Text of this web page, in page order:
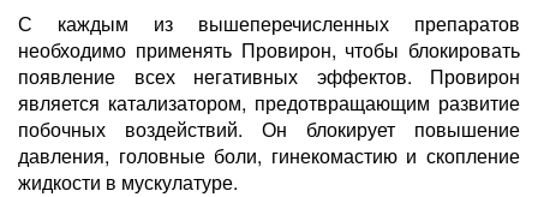
С каждым из вышеперечисленных препаратов
необходимо применять Провирон, чтобы блокировать
появление всех негативных эффектов. Провирон
является катализатором, предотвращающим развитие
побочных воздействий. Он блокирует повышение
давления, головные боли, гинекомастию и скопление
жидкости в мускулатуре.